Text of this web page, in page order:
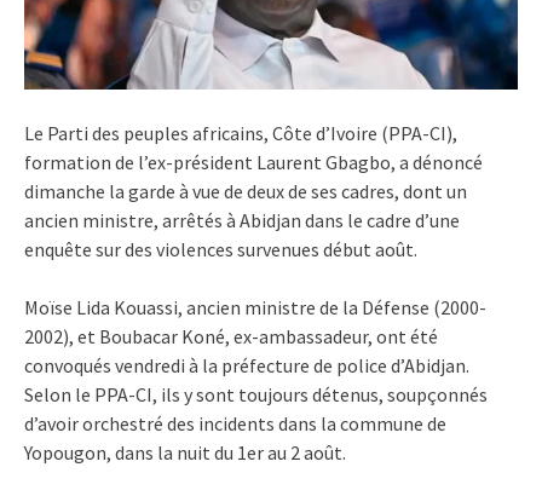
Le Parti des peuples africains, Côte d’Ivoire (PPA-CI),
formation de l’ex-président Laurent Gbagbo, a dénoncé
dimanche la garde à vue de deux de ses cadres, dont un
ancien ministre, arrêtés à Abidjan dans le cadre d’une
enquête sur des violences survenues début août.
Moïse Lida Kouassi, ancien ministre de la Défense (2000-
2002), et Boubacar Koné, ex-ambassadeur, ont été
convoqués vendredi à la préfecture de police d’Abidjan.
Selon le PPA-CI, ils y sont toujours détenus, soupçonnés
d’avoir orchestré des incidents dans la commune de
Yopougon, dans la nuit du 1er au 2 août.